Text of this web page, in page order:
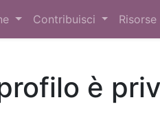
Contribuisci Risorse
è